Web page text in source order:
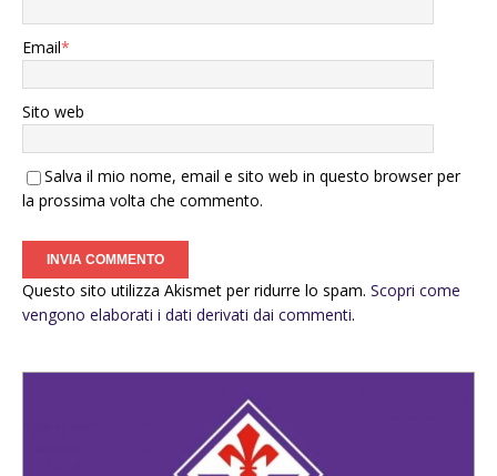
Email*
Sito web
Salva il mio nome, email e sito web in questo browser per
la prossima volta che commento.
Questo sito utilizza Akismet per ridurre lo spam. Scopri come
vengono elaborati i dati derivati dai commenti.